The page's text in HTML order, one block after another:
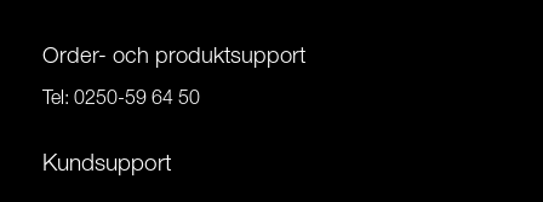
Order- och produktsupport
Tel: 0250-59 64 50
Kundsupport